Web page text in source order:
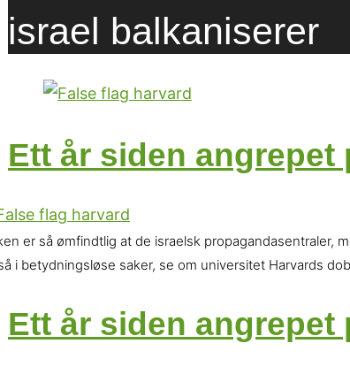
israel balkaniserer
Ett år siden angrepet
er så ømfindtlig at de israelsk propagandasentraler,
i betydningsløse saker, se om universitet Harvards
Ett år siden angrepet